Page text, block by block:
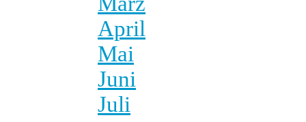
April
Mai
Juni
Juli